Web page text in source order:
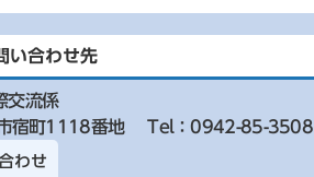
い合わせ先
交流係
宿町1118番地
Tel：0942-85-3508
わせ